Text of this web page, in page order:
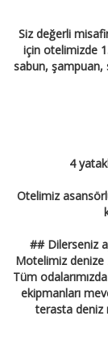
Siz değerli
için otelimizde 1.
sabun, şampuan,
4
Otelimiz
## Dilerseniz
Motelimiz
Tüm
ekipmanları
terasta deniz